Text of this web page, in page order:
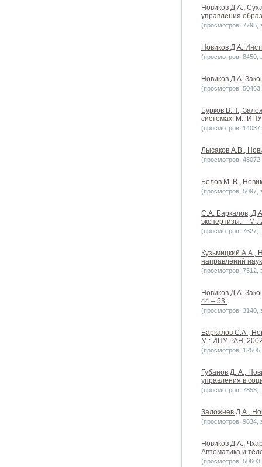
Новиков Д.А.,
управления
(просмотров: 7795,
Новиков Д.А.
(просмотров: 8450,
Новиков Д.А.
(просмотров:
Бурков В.Н.,
системах. М.:
(просмотров:
Лысаков А.В.,
(просмотров:
Белов М. В.,
(просмотров: 5097,
С.А. Баркалов,
экспертизы. – М.,
(просмотров: 7627,
Кузьмицкий А.А.,
направлений
(просмотров: 7512,
Новиков Д.А.
44 – 53.
(просмотров: 3140,
Баркалов С.А.,
М.: ИПУ РАН,
(просмотров:
Губанов Д. А.,
управления в
(просмотров: 7853,
Заложнев Д.А.,
(просмотров: 9834,
Новиков Д.А.,
Автоматика и
(просмотров: